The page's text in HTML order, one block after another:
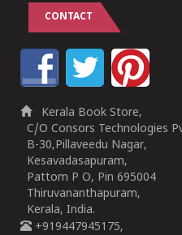
CONTACT
Kerala Book Store,
C/O Consors Technologies
B-30,Pillaveedu Nagar,
Kesavadasapuram,
Pattom P O, Pin 695004
Thiruvananthapuram,
Kerala, India.
+919447945175,